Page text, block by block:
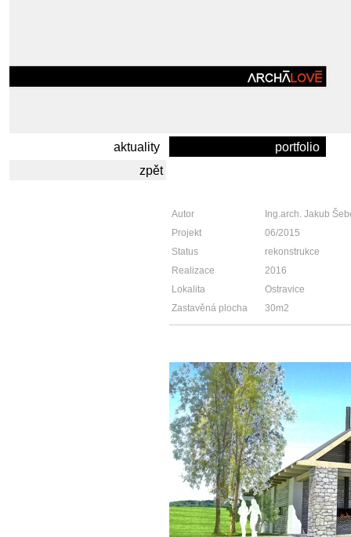
aktuality
portfolio
zpět
Autor
Ing.arch. Jakub
Projekt
06/2015
Status
rekonstrukce
Realizace
2016
Lokalita
Ostravice
Zastavěná plocha
30m2